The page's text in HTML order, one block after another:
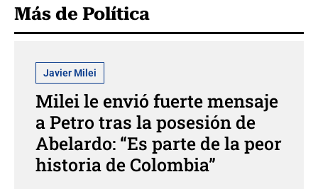
Más de Política
Javier Milei
Milei le envió fuerte mensaje
a Petro tras la posesión de
Abelardo: “Es parte de la peor
historia de Colombia”